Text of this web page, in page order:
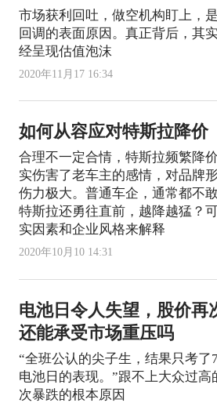
市场获利回吐，做空机构盯上，
回调的表面原因。真正背后，其
经呈现估值泡沫
2020年11月17 16:34
如何从容应对特斯拉降价
合理不一定合情，特斯拉频繁降
实伤害了老车主的感情，对品牌
伤力极大。普通车企，通常都不
特斯拉还勇往直前，越降越猛？
实因素和企业风格来解释
2020年10月10 14:31
电池日令人失望，股价再
还能承受市场重压吗
“全班公认的尖子生，结果只考了
电池日的表现。”跟不上大众过
次暴跌的根本原因